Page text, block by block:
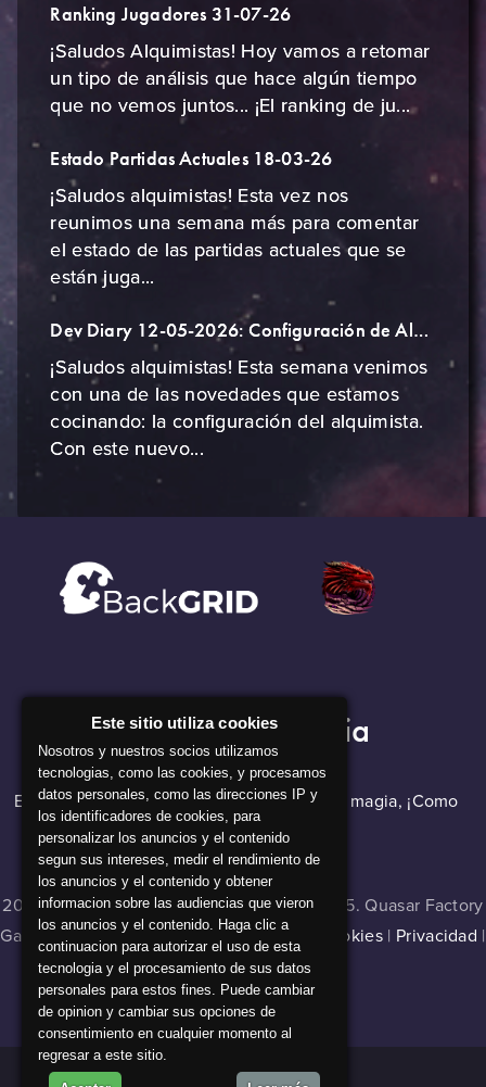
Ranking Jugadores 31-07-26
¡Saludos Alquimistas! Hoy vamos a retomar
un tipo de análisis que hace algún tiempo
que no vemos juntos... ¡El ranking de ju...
Estado Partidas Actuales 18-03-26
¡Saludos alquimistas! Esta vez nos
reunimos una semana más para comentar
el estado de las partidas actuales que se
están juga...
Dev Diary 12-05-2026: Configuración de Alquimista
¡Saludos alquimistas! Esta semana venimos
con una de las novedades que estamos
cocinando: la configuración del alquimista.
Con este nuevo...
Nuestra Compañia
El software de backGRID parece que hace magia, ¡Como
nuestros alquimistas!
2024 © Master of Cladia v 1.0.0 , build 16335. Quasar Factory
Games. Todos los derechos reservados |
Cookies| Privacidad |
Aviso legal
Este sitio utiliza cookies
Nosotros y nuestros socios utilizamos
tecnologias, como las cookies, y procesamos
datos personales, como las direcciones IP y
los identificadores de cookies, para
personalizar los anuncios y el contenido
segun sus intereses, medir el rendimiento de
los anuncios y el contenido y obtener
informacion sobre las audiencias que vieron
los anuncios y el contenido. Haga clic a
continuacion para autorizar el uso de esta
tecnologia y el procesamiento de sus datos
personales para estos fines. Puede cambiar
de opinion y cambiar sus opciones de
consentimiento en cualquier momento al
regresar a este sitio.